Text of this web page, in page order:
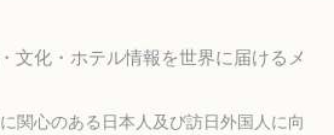
文化・ホテル情報を世界に届けるメ
関心のある日本人及び訪日外国人に向